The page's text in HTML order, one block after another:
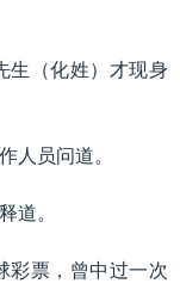
生（化姓）才现身
人员问道。
道。
彩票，曾中过一次